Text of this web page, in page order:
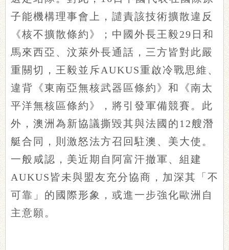
子能機構理事會上，譴責該技術擴散違反
《核不擴散條約》；中國外長王毅29日和
馬來西亞、汶萊外長通話，三方皆對此嚴
重關切，王毅並斥AUKUS重啟冷戰思維、
違背《東南亞無核武器區條約》和《南太
平洋無核區條約》，將引發軍備競賽。此
外，澳洲為新協議撕毀其與法國的12艘潛
艇合同，則激怒法方召回駐澳、美大使。
一般咸認，美近期自阿富汗撤軍、組建
AUKUS皆未與盟友充分協商，加深其「不
可靠」的國際形象，或進一步強化歐洲自
主意願。